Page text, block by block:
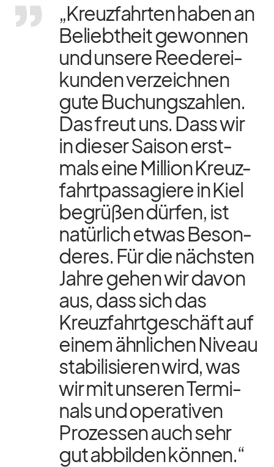
„Kreuz­fahr­ten ha­ben an
Be­liebt­heit ge­won­nen
und un­sere Ree­de­rei­
kun­den ver­zeich­nen
gute Bu­chungs­zah­len.
Das freut uns. Dass wir
in die­ser Sai­son erst­
mals eine Mil­lion Kreuz­
fahrt­pas­sa­giere in Kiel
be­grü­ßen dür­fen, ist
na­tür­lich et­was Be­son­
de­res. Für die nächs­ten
Jahre ge­hen wir da­von
aus, dass sich das
Kreuz­fahrt­ge­schäft auf
ei­nem ähn­li­chen Ni­veau
sta­bi­li­sie­ren wird, was
wir mit un­se­ren Ter­mi­
nals und ope­ra­ti­ven
Pro­zes­sen auch sehr
gut ab­bil­den kön­nen.“